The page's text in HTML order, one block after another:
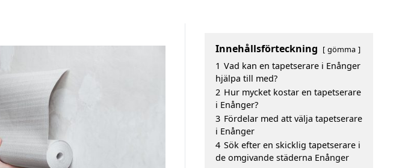
Innehållsförteckning gömma
1 Vad kan en tapetserare i Enånger
hjälpa till med?
2 Hur mycket kostar en tapetserare
i Enånger?
3 Fördelar med att välja tapetserare
i Enånger
4 Sök efter en skicklig tapetserare i
de omgivande städerna Enånger